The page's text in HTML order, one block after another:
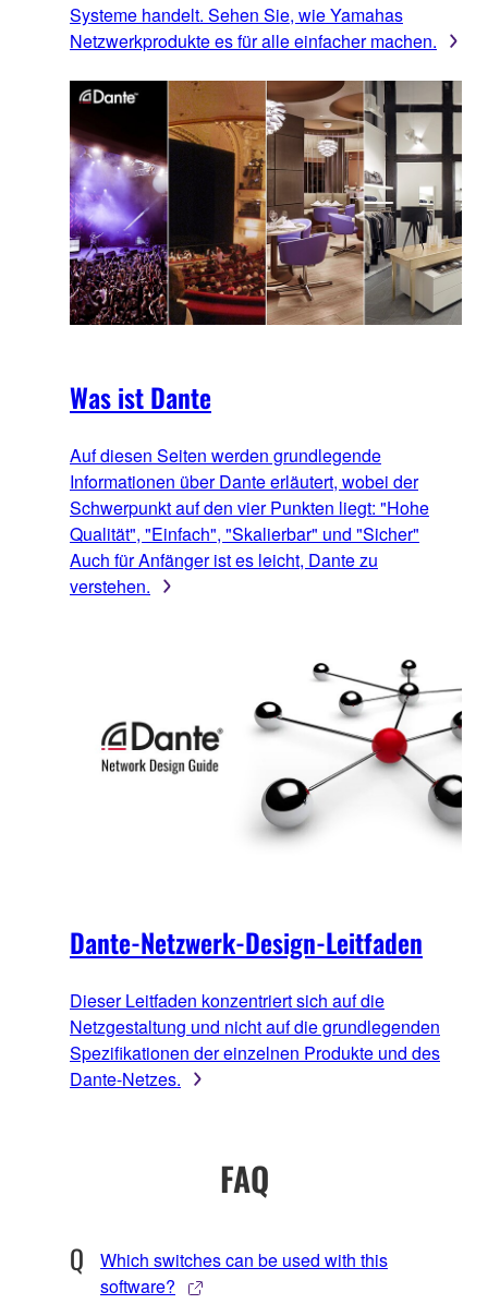
Systeme handelt. Sehen Sie, wie Yamahas
Netzwerkprodukte es für alle einfacher machen.
Was ist Dante
Auf diesen Seiten werden grundlegende
Informationen über Dante erläutert, wobei der
Schwerpunkt auf den vier Punkten liegt: "Hohe
Qualität", "Einfach", "Skalierbar" und "Sicher"
Auch für Anfänger ist es leicht, Dante zu
verstehen.
Dante-Netzwerk-Design-Leitfaden
Dieser Leitfaden konzentriert sich auf die
Netzgestaltung und nicht auf die grundlegenden
Spezifikationen der einzelnen Produkte und des
Dante-Netzes.
FAQ
Which switches can be used with this
software?